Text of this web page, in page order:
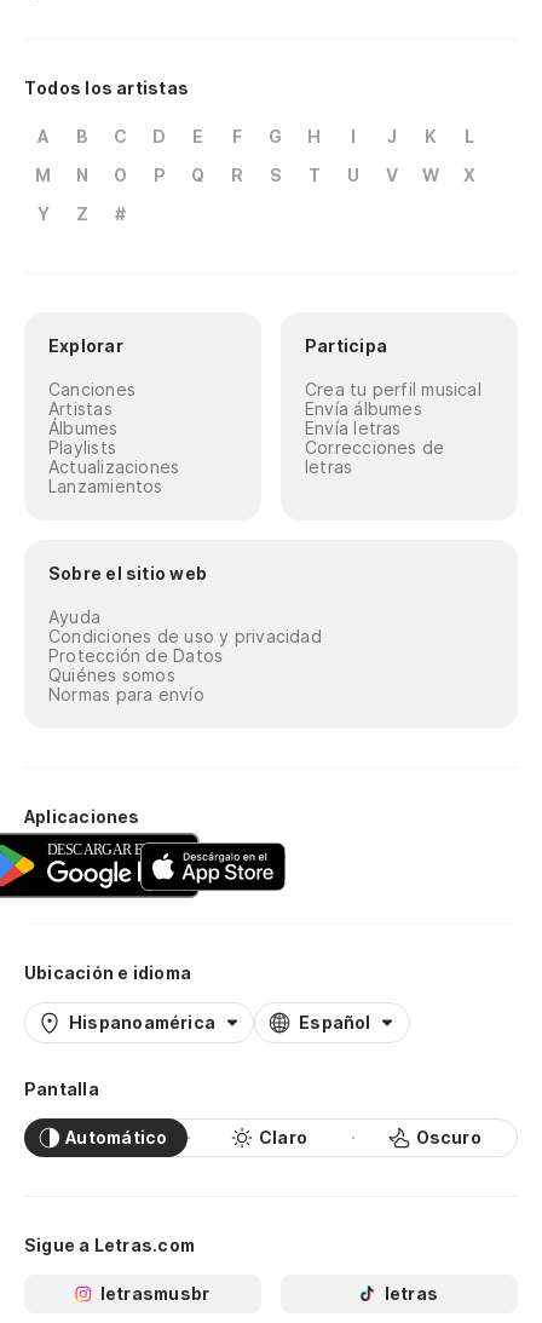
Todos los artistas
A B C D E F G H I J K
L
M
N O P Q R S T U V W
X
Y
Z #
Explorar
Canciones
Artistas
Álbumes
Playlists
Actualizaciones
Lanzamientos
Participa
Crea tu perfil musical
Envía álbumes
Envía letras
Correcciones de
letras
Sobre el sitio web
Ayuda
Condiciones de uso y privacidad
Protección de Datos
Quiénes somos
Normas para envío
Aplicaciones
Ubicación e idioma
Hispanoamérica Español
Pantalla
Automático Claro Oscuro
Sigue a Letras.com
letrasmusbr letras